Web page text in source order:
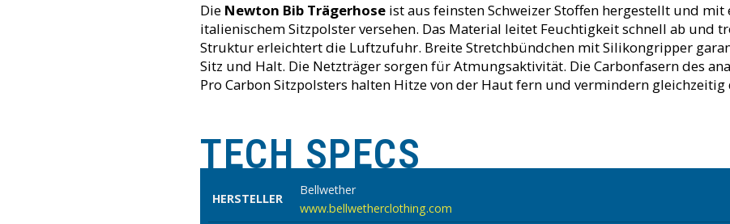
Die Newton Bib Trägerhose ist aus feinsten Schweizer Stoffen hergestellt und
italienischem Sitzpolster versehen. Das Material leitet Feuchtigkeit schnell ab und
Struktur erleichtert die Luftzufuhr. Breite Stretchbündchen mit Silikongripper
Sitz und Halt. Die Netzträger sorgen für Atmungsaktivität. Die Carbonfasern des
Pro Carbon Sitzpolsters halten Hitze von der Haut fern und vermindern
TECH SPECS
HERSTELLER
Bellwether
www.bellwetherclothing.com